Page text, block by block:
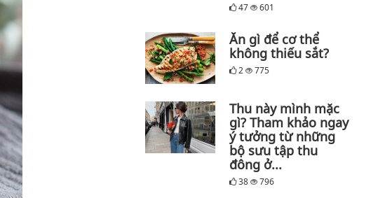
47 601
Ăn gì để cơ thể
không thiếu sắt?
2 775
Thu này mình mặc
gì? Tham khảo ngay
ý tưởng từ những
bộ sưu tập thu
đông ở...
38 796